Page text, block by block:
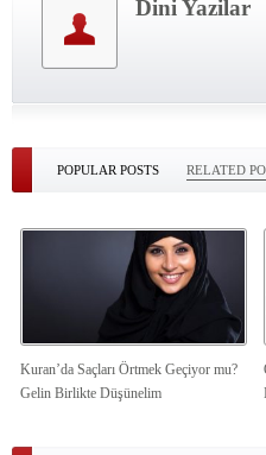
Dini Yazilar
POPULAR POSTS RELATED
Kuran’da Saçları Örtmek Geçiyor mu?
Gelin Birlikte Düşünelim